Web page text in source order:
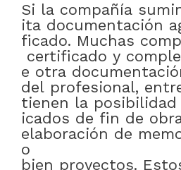
Si la compañía
ita documentación
ficado. Muchas
certificado y
e otra
del profesional,
tienen la posibilidad
icados de fin de
elaboración de
o
bien proyectos.